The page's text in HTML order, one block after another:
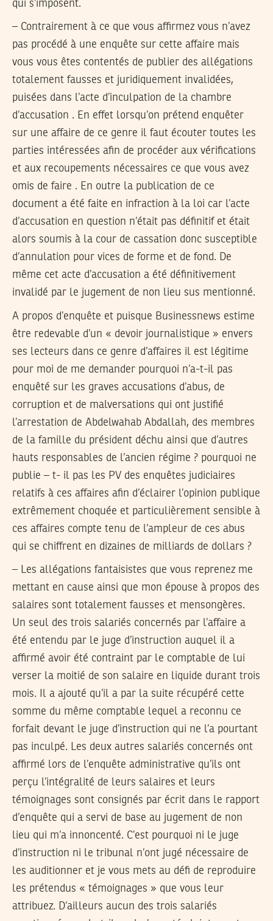
qui s’imposent.
– Contrairement à ce que vous affirmez vous n’avez
pas procédé à une enquête sur cette affaire mais
vous vous êtes contentés de publier des allégations
totalement fausses et juridiquement invalidées,
puisées dans l’acte d’inculpation de la chambre
d’accusation . En effet lorsqu’on prétend enquêter
sur une affaire de ce genre il faut écouter toutes les
parties intéressées afin de procéder aux vérifications
et aux recoupements nécessaires ce que vous avez
omis de faire . En outre la publication de ce
document a été faite en infraction à la loi car l’acte
d’accusation en question n’était pas définitif et était
alors soumis à la cour de cassation donc susceptible
d’annulation pour vices de forme et de fond. De
même cet acte d’accusation a été définitivement
invalidé par le jugement de non lieu sus mentionné.
A propos d’enquête et puisque Businessnews estime
être redevable d’un « devoir journalistique » envers
ses lecteurs dans ce genre d’affaires il est légitime
pour moi de me demander pourquoi n’a-t-il pas
enquêté sur les graves accusations d’abus, de
corruption et de malversations qui ont justifié
l’arrestation de Abdelwahab Abdallah, des membres
de la famille du président déchu ainsi que d’autres
hauts responsables de l’ancien régime ? pourquoi ne
publie – t- il pas les PV des enquêtes judiciaires
relatifs à ces affaires afin d’éclairer l’opinion publique
extrêmement choquée et particulièrement sensible à
ces affaires compte tenu de l’ampleur de ces abus
qui se chiffrent en dizaines de milliards de dollars ?
– Les allégations fantaisistes que vous reprenez me
mettant en cause ainsi que mon épouse à propos des
salaires sont totalement fausses et mensongères.
Un seul des trois salariés concernés par l’affaire a
été entendu par le juge d’instruction auquel il a
affirmé avoir été contraint par le comptable de lui
verser la moitié de son salaire en liquide durant trois
mois. Il a ajouté qu’il a par la suite récupéré cette
somme du même comptable lequel a reconnu ce
forfait devant le juge d’instruction qui ne l’a pourtant
pas inculpé. Les deux autres salariés concernés ont
affirmé lors de l’enquête administrative qu’ils ont
perçu l’intégralité de leurs salaires et leurs
témoignages sont consignés par écrit dans le rapport
d’enquête qui a servi de base au jugement de non
lieu qui m’a innoncenté. C’est pourquoi ni le juge
d’instruction ni le tribunal n’ont jugé nécessaire de
les auditionner et je vous mets au défi de reproduire
les prétendus « témoignages » que vous leur
attribuez. D’ailleurs aucun des trois salariés